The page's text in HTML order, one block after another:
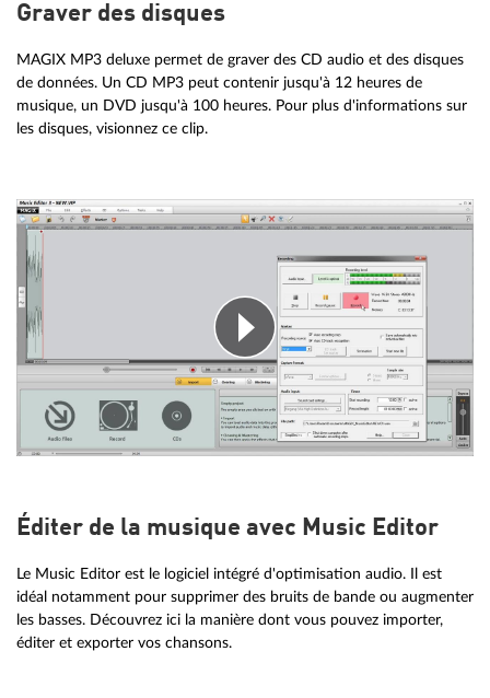
Graver des disques
MAGIX MP3 deluxe permet de graver des CD audio et des disques
de données. Un CD MP3 peut contenir jusqu'à 12 heures de
musique, un DVD jusqu'à 100 heures. Pour plus d'informations sur
les disques, visionnez ce clip.
Éditer de la musique avec Music Editor
Le Music Editor est le logiciel intégré d'optimisation audio. Il est
idéal notamment pour supprimer des bruits de bande ou augmenter
les basses. Découvrez ici la manière dont vous pouvez importer,
éditer et exporter vos chansons.